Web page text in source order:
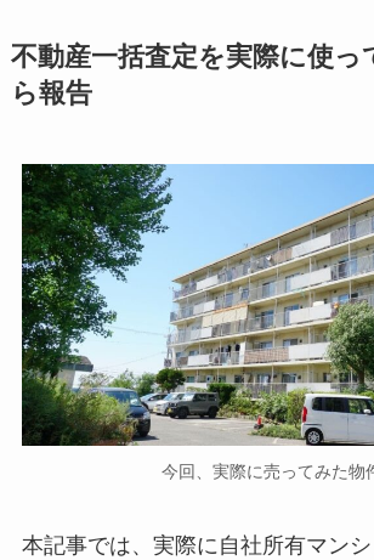
不動産一括査定を実際に使っ
ら報告
今回、実際に売ってみた物
本記事では、実際に自社所有マン